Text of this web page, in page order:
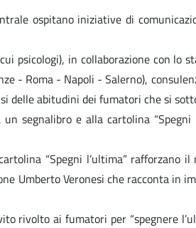
ospitano iniziative di
psicologi), in collaborazione con lo
- Roma - Napoli - Salerno),
delle abitudini dei fumatori che si
e alla cartolina “Spegni
“Spegni l’ultima” rafforzano
Umberto Veronesi che racconta in
rivolto ai fumatori per “spegnere